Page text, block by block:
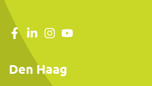
Den Haag